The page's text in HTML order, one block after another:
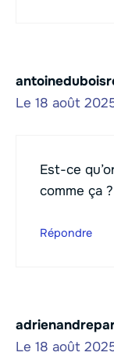
Le 18 août 2025
Est-ce
comme ça
Répondre
Le 18 août 2025